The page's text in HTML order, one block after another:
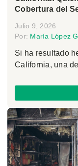
Cobertura del
Julio 9, 2026
Por: María López
Si ha resultado
California, una